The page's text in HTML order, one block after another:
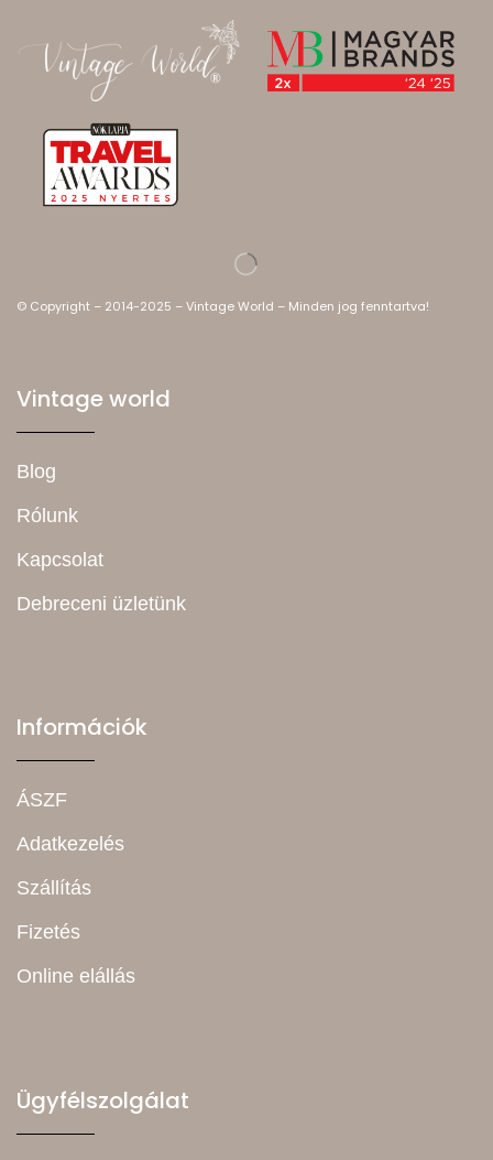
© Copyright – 2014-2025 – Vintage World – Minden jog fenntartva!
Vintage world
Blog
Rólunk
Kapcsolat
Debreceni üzletünk
Információk
ÁSZF
Adatkezelés
Szállítás
Fizetés
Online elállás
Ügyfélszolgálat